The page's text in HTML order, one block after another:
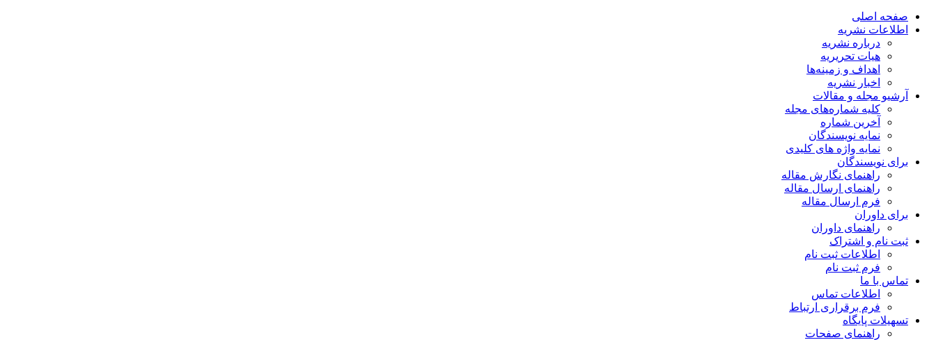
صفحه اصلی
اطلاعات نشریه
درباره نشریه
هیات تحریریه
اهداف و زمینه‌ها
اخبار نشریه
آرشیو مجله و مقالات
کلیه شماره‌های مجله
آخرین شماره
نمایه نویسندگان
نمایه واژه های کلیدی
برای نویسندگان
راهنمای نگارش مقاله
راهنمای ارسال مقاله
فرم ارسال مقاله
برای داوران
راهنمای داوران
ثبت نام و اشتراک
اطلاعات ثبت نام
فرم ثبت نام
تماس با ما
اطلاعات تماس
فرم برقراری ارتباط
تسهیلات پایگاه
راهنمای صفحات